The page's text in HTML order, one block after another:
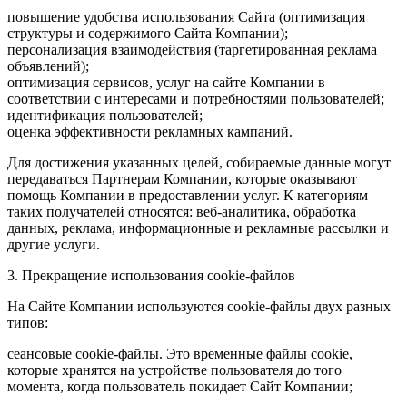
повышение удобства использования Сайта (оптимизация
структуры и содержимого Сайта Компании);
персонализация взаимодействия (таргетированная реклама
объявлений);
оптимизация сервисов, услуг на сайте Компании в
соответствии с интересами и потребностями пользователей;
идентификация пользователей;
оценка эффективности рекламных кампаний.
Для достижения указанных целей, собираемые данные могут
передаваться Партнерам Компании, которые оказывают
помощь Компании в предоставлении услуг. К категориям
таких получателей относятся: веб-аналитика, обработка
данных, реклама, информационные и рекламные рассылки и
другие услуги.
3. Прекращение использования cookie-файлов
На Сайте Компании используются cookie-файлы двух разных
типов:
сеансовые cookie-файлы. Это временные файлы cookie,
которые хранятся на устройстве пользователя до того
момента, когда пользователь покидает Сайт Компании;